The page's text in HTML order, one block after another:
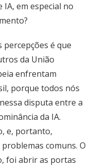
em especial no
percepções é que
da União
enfrentam
porque todos nós
disputa entre a
da IA.
e, portanto,
comuns. O
foi abrir as portas